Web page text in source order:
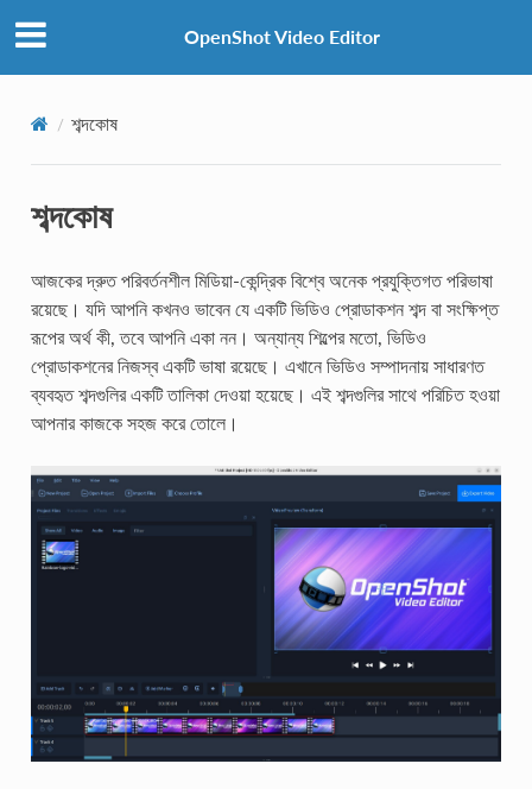
OpenShot Video Editor
শব্দকোষ
শব্দকোষ
আজকের দ্রুত পরিবর্তনশীল মিডিয়া-কেন্দ্রিক বিশ্বে অনেক প্রযুক্তিগত পরিভাষা
রয়েছে। যদি আপনি কখনও ভাবেন যে একটি ভিডিও প্রোডাকশন শব্দ বা সংক্ষিপ্ত
রূপের অর্থ কী, তবে আপনি একা নন। অন্যান্য শিল্পের মতো, ভিডিও
প্রোডাকশনের নিজস্ব একটি ভাষা রয়েছে। এখানে ভিডিও সম্পাদনায় সাধারণত
ব্যবহৃত শব্দগুলির একটি তালিকা দেওয়া হয়েছে। এই শব্দগুলির সাথে পরিচিত হওয়া
আপনার কাজকে সহজ করে তোলে।